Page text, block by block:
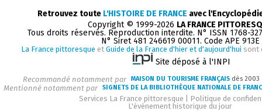
Retrouvez toute L'HISTOIRE DE FRANCE avec
Copyright © 1999-2026 LA FRANCE
Tous droits réservés. Reproduction interdite. N° ISSN 1768-
N° Siret 481 246619 00011. Code APE 913E
La France pittoresque et Guide de la France d'hier et d'aujourd'hui sont
Site déposé à l'INPI
Recommandé notamment par MAISON DU TOURISME FRANÇAIS dès
Mentionné notamment par SIGNETS DE LA BIBLIOTHÈQUE NATIONALE DE
Services La France pittoresque
Politique de
L'événement historique du jour